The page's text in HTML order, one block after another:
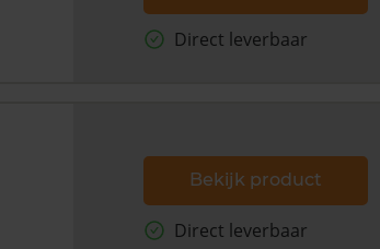
Direct leverbaar
Bekijk product
Direct leverbaar